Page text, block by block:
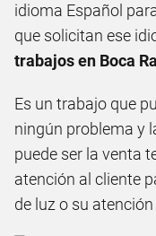
idioma Español
que solicitan ese
trabajos en Boca
Es un trabajo que
ningún problema y
puede ser la venta
atención al cliente
de luz o su